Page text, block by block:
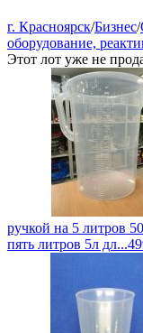
г. Красноярск/Бизнес/
оборудование,
Этот лот уже не
ручкой на 5 литров
пять литров 5л дл...